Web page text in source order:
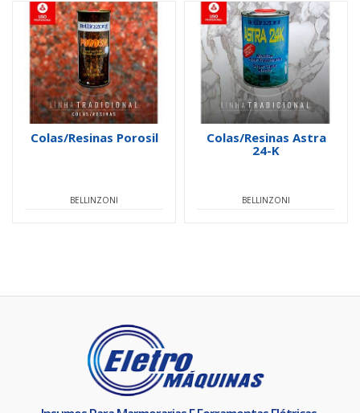
Colas/Resinas Porosil
BELLINZONI
Colas/Resinas Astra
24-K
BELLINZONI